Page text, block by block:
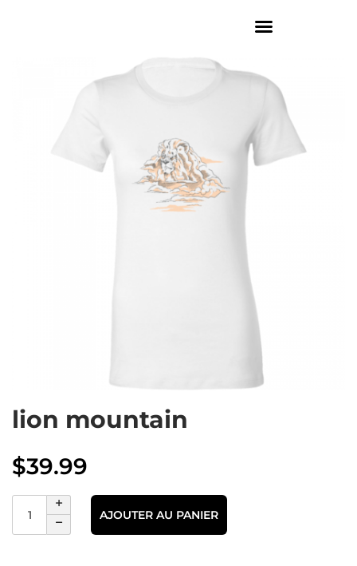
lion mountain
$39.99
AJOUTER AU PANIER